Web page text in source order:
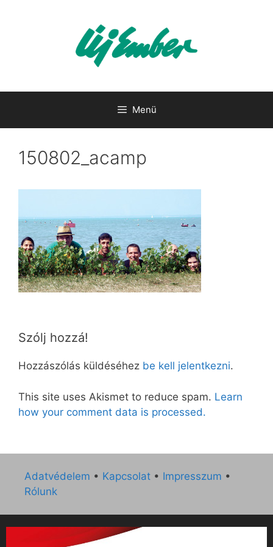
Menü
150802_acamp
Szólj hozzá!
Hozzászólás küldéséhez be kell jelentkezni.
This site uses Akismet to reduce spam. Learn
how your comment data is processed.
Adatvédelem • Kapcsolat • Impresszum •
Rólunk